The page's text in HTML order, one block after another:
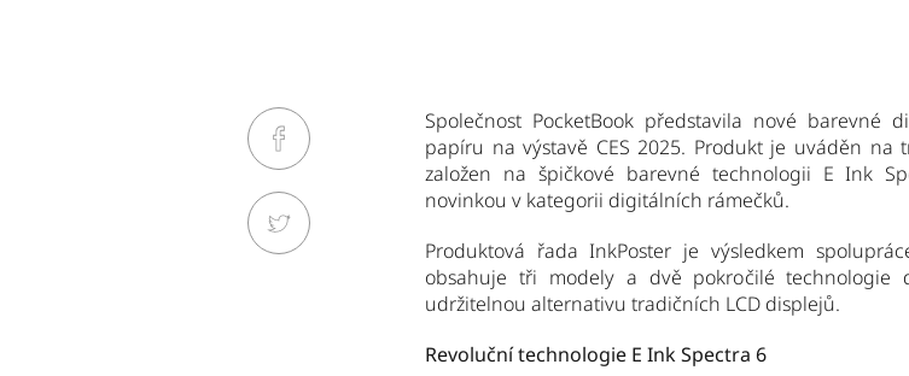
Společnost PocketBook představila nové barevné
papíru na výstavě CES 2025. Produkt je uváděn na
založen na špičkové barevné technologii E Ink
novinkou v kategorii digitálních rámečků.
Produktová řada InkPoster je výsledkem
obsahuje tři modely a dvě pokročilé technologie
udržitelnou alternativu tradičních LCD displejů.
Revoluční technologie E Ink Spectra 6